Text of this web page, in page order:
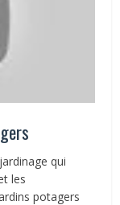
qui
les
potagers